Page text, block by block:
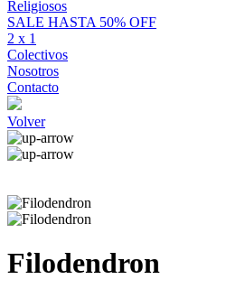
Religiosos
SALE HASTA 50% OFF
2 x 1
Colectivos
Nosotros
Contacto
Volver
Filodendron